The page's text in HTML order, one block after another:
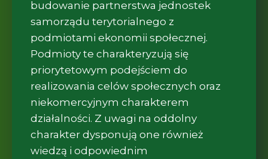
budowanie partnerstwa jednostek
samorządu terytorialnego z
podmiotami ekonomii społecznej.
Podmioty te charakteryzują się
priorytetowym podejściem do
realizowania celów społecznych oraz
niekomercyjnym charakterem
działalności. Z uwagi na oddolny
charakter dysponują one również
wiedzą i odpowiednim